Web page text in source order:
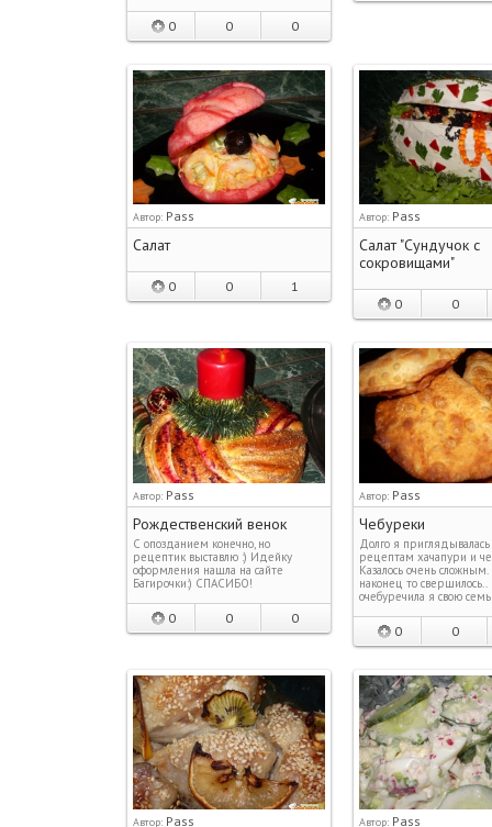
0 0 0
Автор: Pass
Салат
0 0 1
Автор: Pass
Салат "Сундучок с
сокровищами"
0 0
Автор: Pass
Рождественский венок
С опозданием конечно, но
рецептик выставлю :) Идейку
оформления нашла на сайте
Багирочки:) СПАСИБО!
0 0 0
Автор: Pass
Чебуреки
Долго я приглядывалась
рецептам хачапури и
Казалось очень сложным.
наконец то свершилось..
очебуречила я свою
0 0
Автор: Pass Автор: Pass